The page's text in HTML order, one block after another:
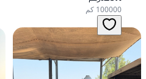
100000 كم